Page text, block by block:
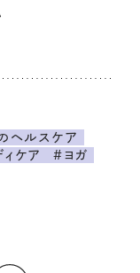
ヘルスケア
ケア
#ヨガ